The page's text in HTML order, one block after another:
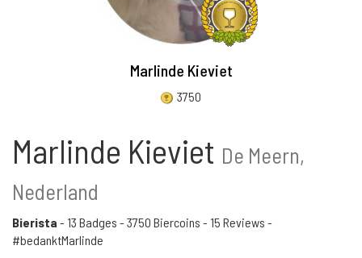
Marlinde Kieviet
3750
Marlinde Kieviet De Meern,
Nederland
Bierista - 13 Badges - 3750 Biercoins - 15 Reviews -
#bedanktMarlinde